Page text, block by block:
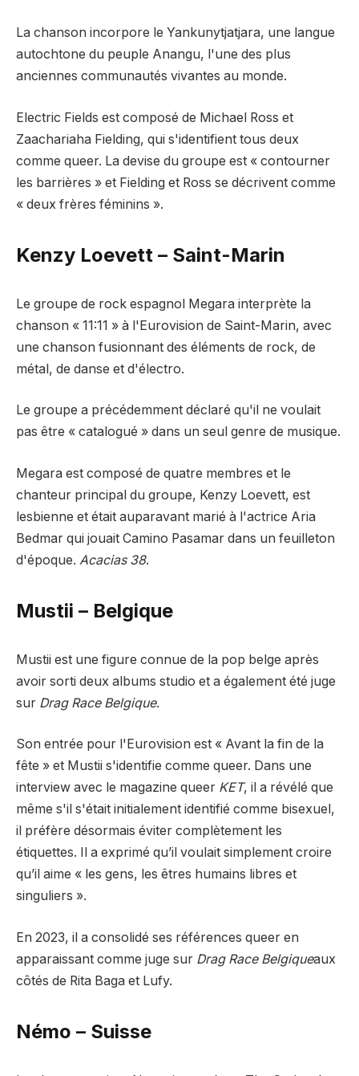
La chanson incorpore le Yankunytjatjara, une langue
autochtone du peuple Anangu, l'une des plus
anciennes communautés vivantes au monde.
Electric Fields est composé de Michael Ross et
Zaachariaha Fielding, qui s'identifient tous deux
comme queer. La devise du groupe est « contourner
les barrières » et Fielding et Ross se décrivent comme
« deux frères féminins ».
Kenzy Loevett – Saint-Marin
Le groupe de rock espagnol Megara interprète la
chanson « 11:11 » à l'Eurovision de Saint-Marin, avec
une chanson fusionnant des éléments de rock, de
métal, de danse et d'électro.
Le groupe a précédemment déclaré qu'il ne voulait
pas être « catalogué » dans un seul genre de musique.
Megara est composé de quatre membres et le
chanteur principal du groupe, Kenzy Loevett, est
lesbienne et était auparavant marié à l'actrice Aria
Bedmar qui jouait Camino Pasamar dans un feuilleton
d'époque. Acacias 38.
Mustii – Belgique
Mustii est une figure connue de la pop belge après
avoir sorti deux albums studio et a également été juge
sur Drag Race Belgique.
Son entrée pour l'Eurovision est « Avant la fin de la
fête » et Mustii s'identifie comme queer. Dans une
interview avec le magazine queer KET, il a révélé que
même s'il s'était initialement identifié comme bisexuel,
il préfère désormais éviter complètement les
étiquettes. Il a exprimé qu’il voulait simplement croire
qu’il aime « les gens, les êtres humains libres et
singuliers ».
En 2023, il a consolidé ses références queer en
apparaissant comme juge sur Drag Race Belgiqueaux
côtés de Rita Baga et Lufy.
Némo – Suisse